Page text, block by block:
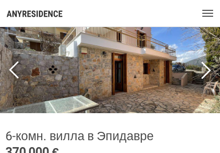
6-комн. вилла в Эпидавре